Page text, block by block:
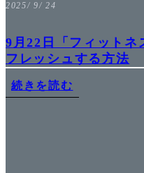
2025/ 9/ 24
9月22日「フィットネ
フレッシュする方法
続きを読む